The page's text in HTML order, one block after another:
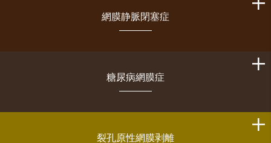
網膜静脈閉塞症
糖尿病網膜症
裂孔原性網膜剥離